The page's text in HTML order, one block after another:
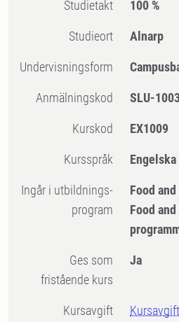
Studietakt 100 %
Studieort Alnarp
Undervisningsform
Anmälningskod SLU-
Kurskod EX1009
Kursspråk Engelska
Ingår i utbildnings-
program
Food
Food
Ges som
fristående kurs
Ja
Kursavgift